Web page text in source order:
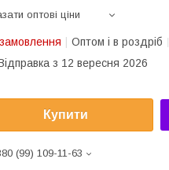
оптові ціни
Оптом і в роздріб
з 12 вересня 2026
Купити
(99) 109-11-63